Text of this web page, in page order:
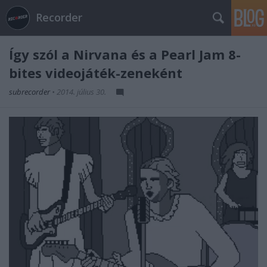
Recorder
Így szól a Nirvana és a Pearl Jam 8-
bites videojáték-zeneként
subrecorder • 2014. július 30.